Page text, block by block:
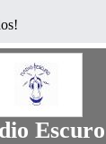
Escuro